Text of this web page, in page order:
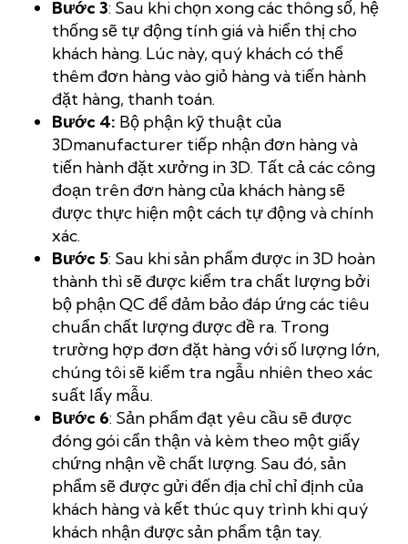
Bước 3: Sau khi chọn xong các thông số, hệ
thống sẽ tự động tính giá và hiển thị cho
khách hàng. Lúc này, quý khách có thể
thêm đơn hàng vào giỏ hàng và tiến hành
đặt hàng, thanh toán.
Bước 4: Bộ phận kỹ thuật của
3Dmanufacturer tiếp nhận đơn hàng và
tiến hành đặt xưởng in 3D. Tất cả các công
đoạn trên đơn hàng của khách hàng sẽ
được thực hiện một cách tự động và chính
xác.
Bước 5: Sau khi sản phẩm được in 3D hoàn
thành thì sẽ được kiểm tra chất lượng bởi
bộ phận QC để đảm bảo đáp ứng các tiêu
chuẩn chất lượng được đề ra. Trong
trường hợp đơn đặt hàng với số lượng lớn,
chúng tôi sẽ kiểm tra ngẫu nhiên theo xác
suất lấy mẫu.
Bước 6: Sản phẩm đạt yêu cầu sẽ được
đóng gói cẩn thận và kèm theo một giấy
chứng nhận về chất lượng. Sau đó, sản
phẩm sẽ được gửi đến địa chỉ chỉ định của
khách hàng và kết thúc quy trình khi quý
khách nhận được sản phẩm tận tay.